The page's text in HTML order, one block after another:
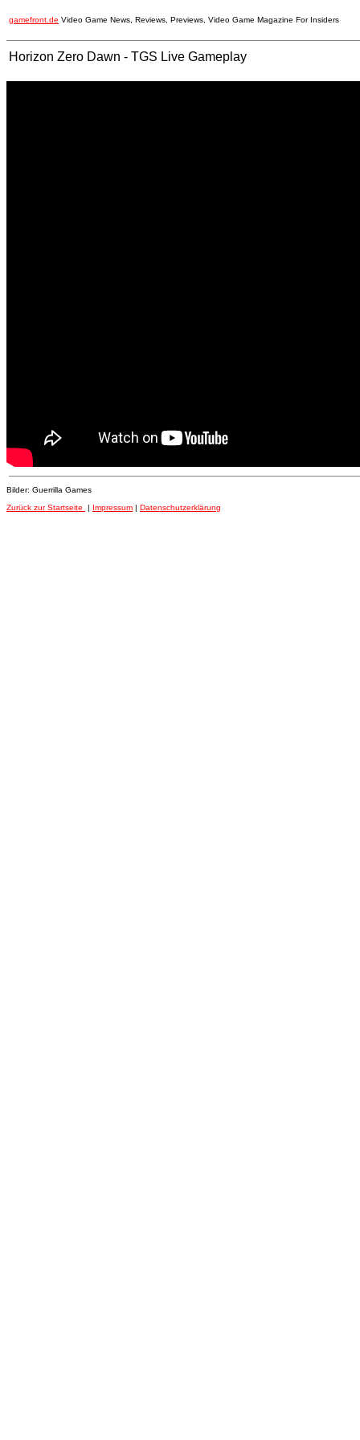
gamefront.de Video Game News, Reviews, Previews, Video Game Magazine For Insiders
Horizon Zero Dawn - TGS Live Gameplay
Bilder: Guerrilla Games
Zurück zur Startseite
| Impressum | Datenschutzerklärung